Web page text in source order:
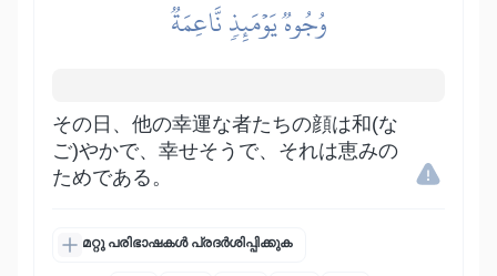
وُجُوهٞ يَوۡمَئِذٖ نَّاعِمَةٞ
その日、他の幸運な者たちの顔は和(な
ご)やかで、幸せそうで、それは恵みの
ためである。
മറ്റു പരിഭാഷകൾ പ്രദർശിപ്പിക്കുക